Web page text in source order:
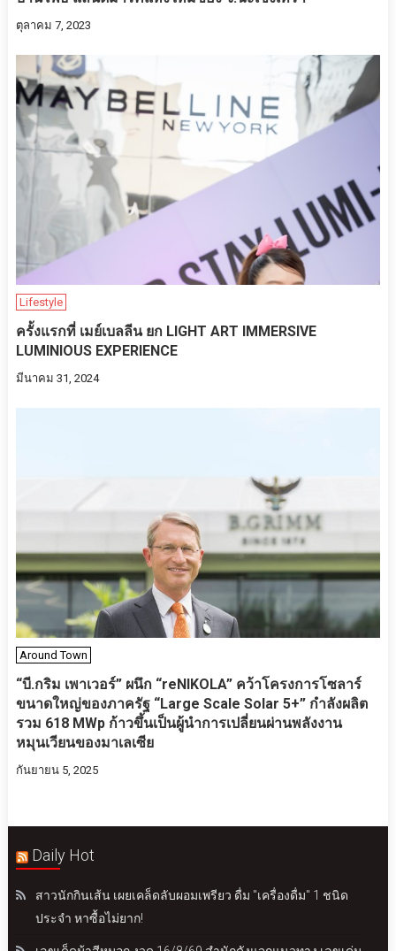
ตุลาคม 7, 2023
Lifestyle
ครั้งแรกที่ เมย์เบลลีน ยก LIGHT ART IMMERSIVE
LUMINIOUS EXPERIENCE
มีนาคม 31, 2024
Around Town
“บี.กริม เพาเวอร์” ผนึก “reNIKOLA” คว้าโครงการโซลาร์
ขนาดใหญ่ของภาครัฐ “Large Scale Solar 5+” กำลังผลิต
รวม 618 MWp ก้าวขึ้นเป็นผู้นำการเปลี่ยนผ่านพลังงาน
หมุนเวียนของมาเลเซีย
กันยายน 5, 2025
Daily Hot
สาวนักกินเส้น เผยเคล็ดลับผอมเพรียว ดื่ม "เครื่องดื่ม" 1 ชนิด
ประจำ หาซื้อไม่ยาก!